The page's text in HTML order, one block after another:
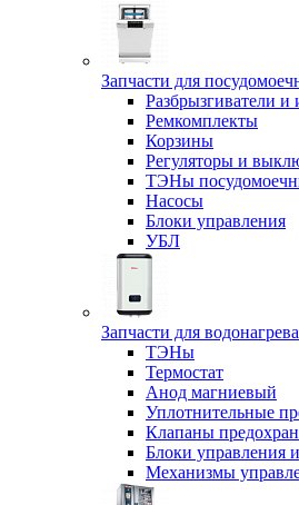
Запчасти для
Разбрызгиватели
Ремкомплекты
Корзины
Регуляторы и
ТЭНы
Насосы
Блоки управления
УБЛ
Запчасти для
ТЭНы
Термостат
Анод магниевый
Уплотнительные
Клапаны
Блоки управления
Механизмы